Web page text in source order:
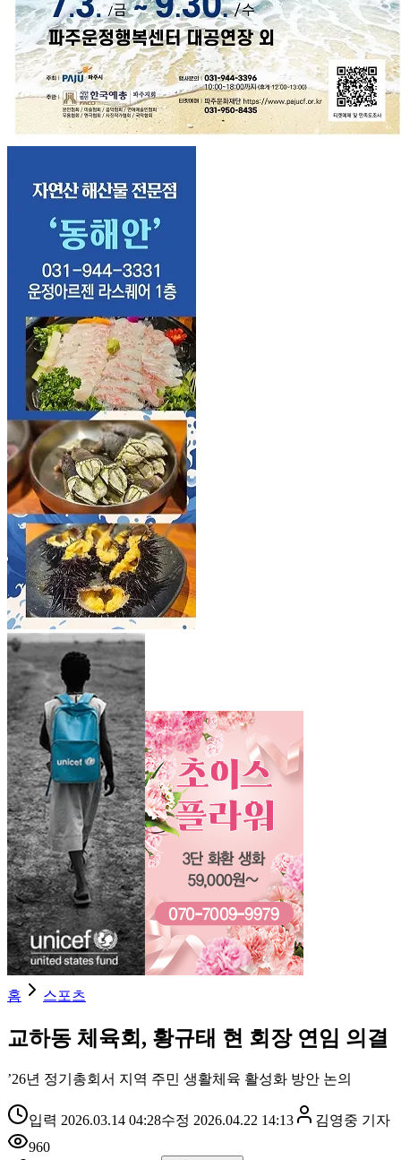
홈 스포츠
교하동 체육회, 황규태 현 회장 연임 의결
’26년 정기총회서 지역 주민 생활체육 활성화 방안 논의
입력 2026.03.14 04:28수정 2026.04.22 14:13 김영중 기자
960